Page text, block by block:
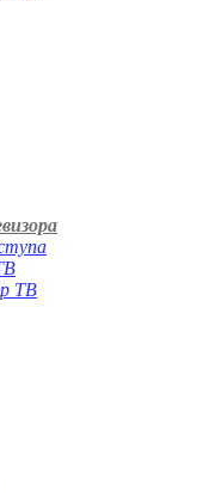
ТВ